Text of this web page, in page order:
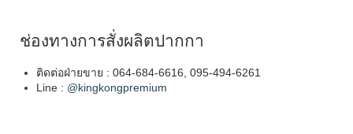
ช่องทางการสั่งผลิตปากกา
ติดต่อฝ่ายขาย : 064-684-6616, 095-494-6261
Line : @kingkongpremium